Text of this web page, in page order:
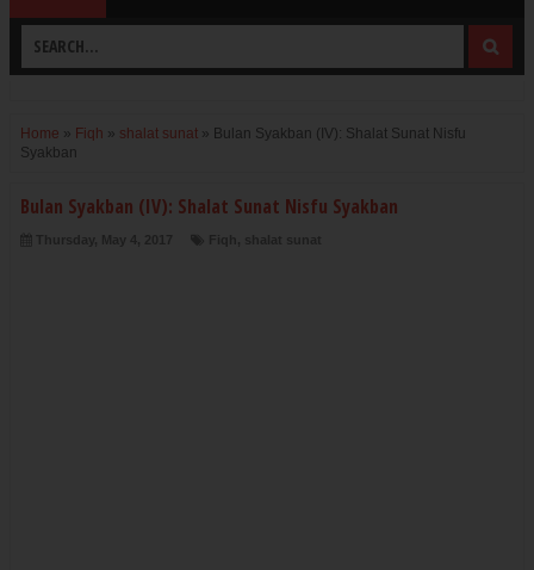
Home » Fiqh » shalat sunat » Bulan Syakban (IV): Shalat Sunat Nisfu
Syakban
Bulan Syakban (IV): Shalat Sunat Nisfu Syakban